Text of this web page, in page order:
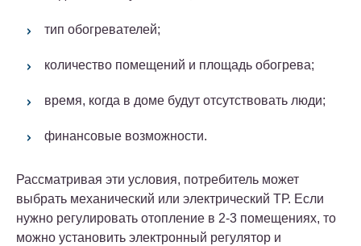
тип обогревателей;
количество помещений и площадь обогрева;
время, когда в доме будут отсутствовать люди;
финансовые возможности.
Рассматривая эти условия, потребитель может
выбрать механический или электрический ТР. Если
нужно регулировать отопление в 2-3 помещениях, то
можно установить электронный регулятор и